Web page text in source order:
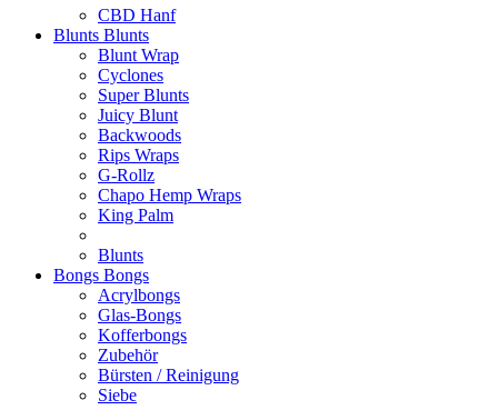
CBD Hanf
Blunts Blunts
Blunt Wrap
Cyclones
Super Blunts
Juicy Blunt
Backwoods
Rips Wraps
G-Rollz
Chapo Hemp Wraps
King Palm
Blunts
Bongs Bongs
Acrylbongs
Glas-Bongs
Kofferbongs
Zubehör
Bürsten / Reinigung
Siebe